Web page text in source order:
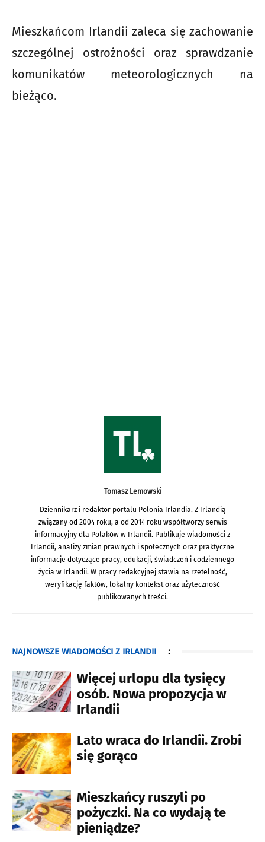
Mieszkańcom Irlandii zaleca się zachowanie
szczególnej ostrożności oraz sprawdzanie
komunikatów meteorologicznych na
bieżąco.
Tomasz Lemowski
Dziennikarz i redaktor portalu Polonia Irlandia. Z Irlandią
związany od 2004 roku, a od 2014 roku współtworzy serwis
informacyjny dla Polaków w Irlandii. Publikuje wiadomości z
Irlandii, analizy zmian prawnych i społecznych oraz praktyczne
informacje dotyczące pracy, edukacji, świadczeń i codziennego
życia w Irlandii. W pracy redakcyjnej stawia na rzetelność,
weryfikację faktów, lokalny kontekst oraz użyteczność
publikowanych treści.
NAJNOWSZE WIADOMOŚCI Z IRLANDII :
Więcej urlopu dla tysięcy
osób. Nowa propozycja w
Irlandii
Lato wraca do Irlandii. Zrobi
się gorąco
Mieszkańcy ruszyli po
pożyczki. Na co wydają te
pieniądze?